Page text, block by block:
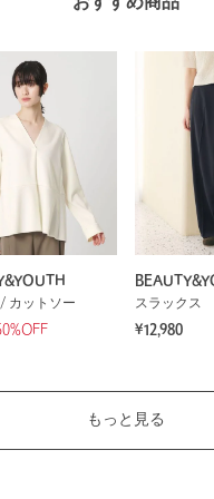
おすすめ商品
カットソー
スラックス
¥12,980
もっと見る